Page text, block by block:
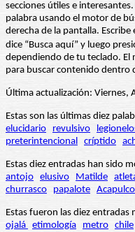
secciones útiles e
palabra usando el motor de
derecha de la pantalla.
dice “Busca aquí” y luego
dependiendo de tu teclado. El
para buscar contenido dentro
Última actualización: Viernes,
Estas son las últimas diez
elucidario
revulsivo
preterintencional críptido
Estas diez entradas han sido
antojo elusivo Matilde
churrasco
papalote Acapulco
Estas fueron las diez entradas
ojalá etimología metro chile